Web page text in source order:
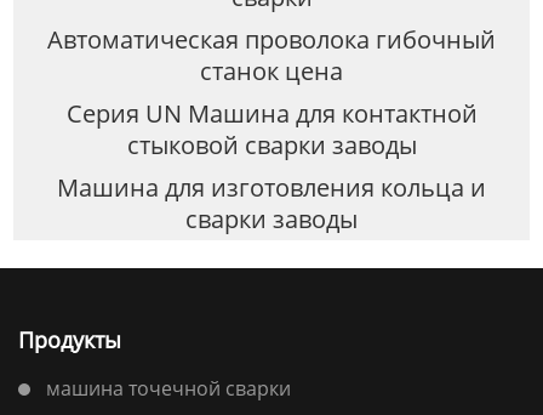
Автоматическая проволока гибочный
станок цена
Серия UN Машина для контактной
стыковой сварки заводы
Машина для изготовления кольца и
сварки заводы
Продукты
машина точечной сварки